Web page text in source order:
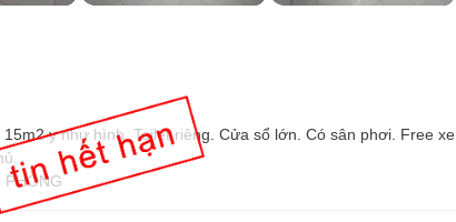
y như hình. Toilet riêng. Cửa sổ lớn. Có sân phơi. Free xe,
PHÒNG